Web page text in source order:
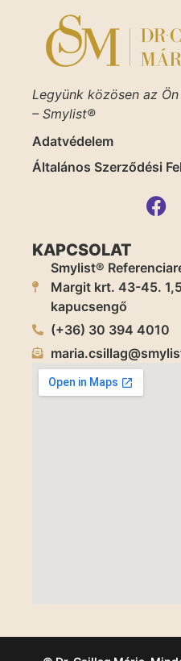
Legyünk közösen az
– Smylist®
Adatvédelem
Általános Szerződési
KAPCSOLAT
Smylist®
Margit krt. 43-45.
kapucsengő
(+36) 30 394 4010